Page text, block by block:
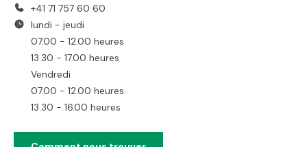
+41 71 757 60 60
lundi - jeudi
07.00 - 12.00 heures
13.30 - 17.00 heures
Vendredi
07.00 - 12.00 heures
13.30 - 16.00 heures